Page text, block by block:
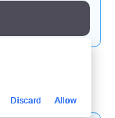
Discard Allow